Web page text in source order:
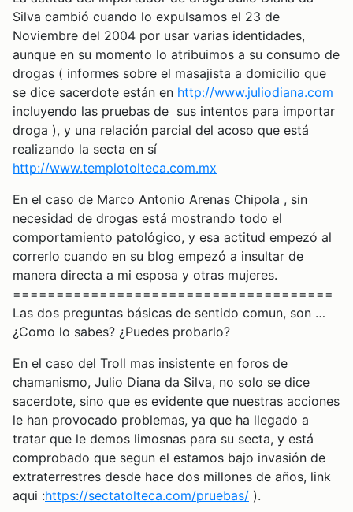
Silva cambió cuando lo expulsamos el 23 de
Noviembre del 2004 por usar varias identidades,
aunque en su momento lo atribuimos a su consumo de
drogas ( informes sobre el masajista a domicilio que
se dice sacerdote están en http://www.juliodiana.com
incluyendo las pruebas de sus intentos para importar
droga ), y una relación parcial del acoso que está
realizando la secta en sí
http://www.templotolteca.com.mx
En el caso de Marco Antonio Arenas Chipola , sin
necesidad de drogas está mostrando todo el
comportamiento patológico, y esa actitud empezó al
correrlo cuando en su blog empezó a insultar de
manera directa a mi esposa y otras mujeres.
=====================================
Las dos preguntas básicas de sentido comun, son …
¿Como lo sabes? ¿Puedes probarlo?
En el caso del Troll mas insistente en foros de
chamanismo, Julio Diana da Silva, no solo se dice
sacerdote, sino que es evidente que nuestras acciones
le han provocado problemas, ya que ha llegado a
tratar que le demos limosnas para su secta, y está
comprobado que segun el estamos bajo invasión de
extraterrestres desde hace dos millones de años, link
aqui :https://sectatolteca.com/pruebas/ ).